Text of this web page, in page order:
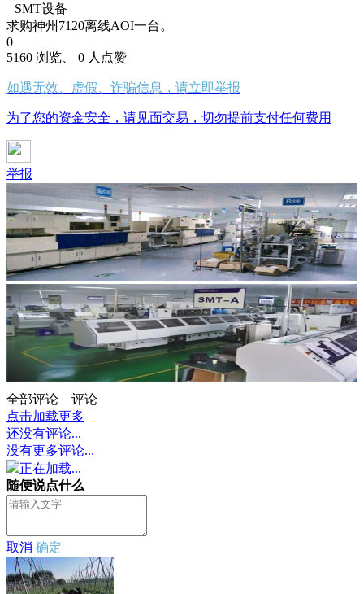
SMT设备
求购神州7120离线AOI一台。
0
5160 浏览、 0 人点赞
如遇无效、虚假、诈骗信息，请立即举报
为了您的资金安全，请见面交易，切勿提前支付任何费用
举报
全部评论
评论
点击加载更多
还没有评论...
没有更多评论...
正在加载...
随便说点什么
取消 确定